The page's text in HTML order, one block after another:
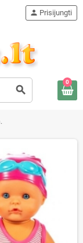
search
person Prisijungti
0